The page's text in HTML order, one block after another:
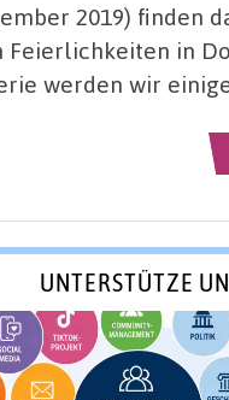
2019) finden
in
werden wir
UNTERSTÜTZE